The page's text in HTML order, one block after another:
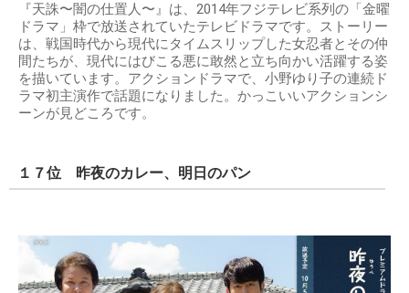
『天誅〜闇の仕置人〜』は、2014年フジテレビ系列の「金曜
ドラマ」枠で放送されていたテレビドラマです。ストーリー
は、戦国時代から現代にタイムスリップした女忍者とその仲
間たちが、現代にはびこる悪に敢然と立ち向かい活躍する姿
を描いています。アクションドラマで、小野ゆり子の連続ド
ラマ初主演作で話題になりました。かっこいいアクションシ
ーンが見どころです。
１７位 昨夜のカレー、明日のパン